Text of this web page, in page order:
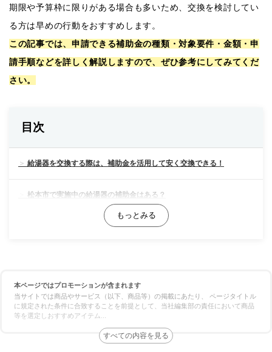
期限や予算枠に限りがある場合も多いため、交換を検討してい
る方は早めの行動をおすすめします。
この記事では、申請できる補助金の種類・対象要件・金額・申
請手順などを詳しく解説しますので、ぜひ参考にしてみてくだ
さい。
目次
給湯器を交換する際は、補助金を活用して安く交換できる！
松本市で実施中の給湯器の補助金はある？
長野県で実施中の給湯器の補助金はある？
給湯省エネ2026事業
給湯省エネ2026事業に対応している業者を厳選してご紹介！
本ページではプロモーションが含まれます
当サイトでは商品やサービス（以下、商品等）の掲載にあたり、 ページタイトル
に規定された条件に合致することを前提として、当社編集部の責任において商品
等を選定しおすすめアイテム